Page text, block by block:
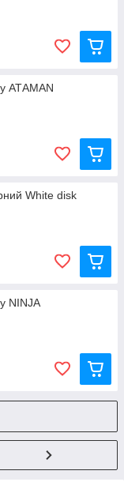
АТАМАN
White disk
NINJA